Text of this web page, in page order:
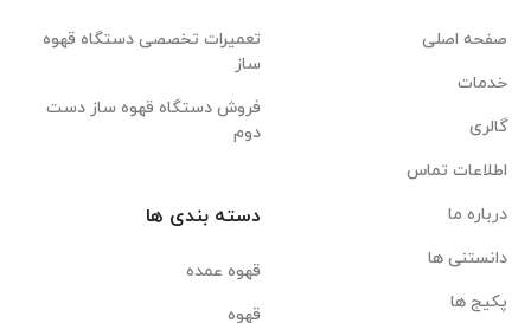
صفحه اصلی
خدمات
گالری
اطلاعات تماس
درباره ما
دانستنی ها
پکیج ها
تعمیرات تخصصی دستگاه قهوه
ساز
فروش دستگاه قهوه ساز دست
دوم
دسته بندی ها
قهوه عمده
قهوه